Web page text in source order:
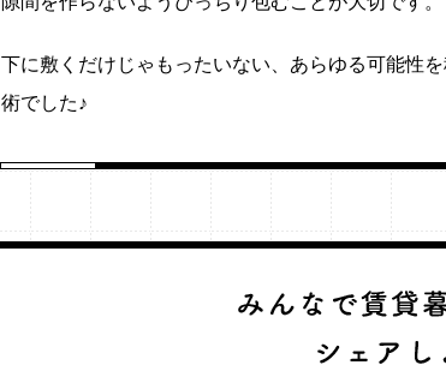
下に敷くだけじゃもったいない、あらゆる可能性
術でした♪